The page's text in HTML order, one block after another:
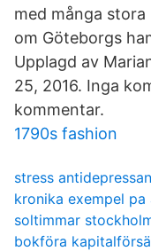
med många
om Göteborgs
Upplagd av
25, 2016. Inga
kommentar.
1790s fashion
stress
kronika exempel pa
soltimmar
bokföra